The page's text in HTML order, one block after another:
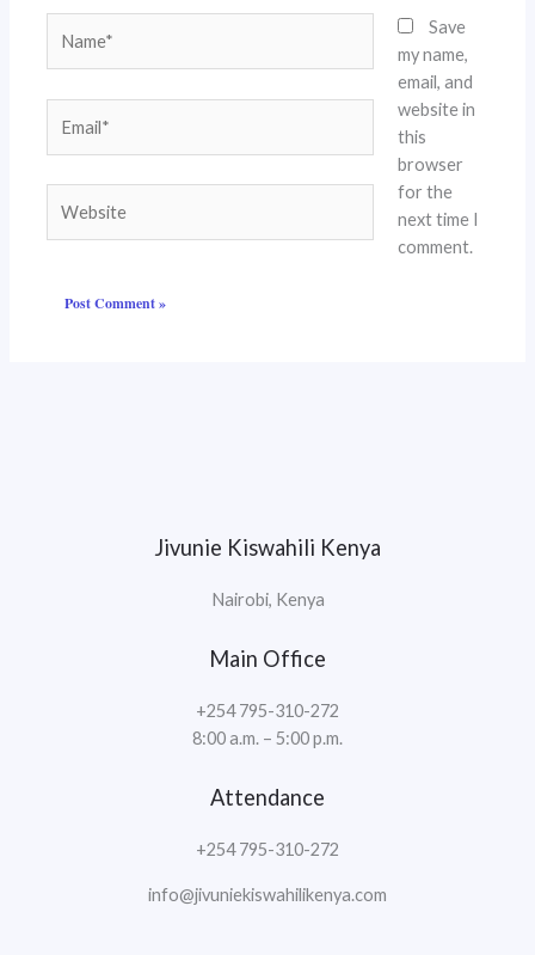
Save
my name,
email, and
website in
this
browser
for the
next time I
comment.
Jivunie Kiswahili Kenya
Nairobi, Kenya
Main Office
+254 795-310-272
8:00 a.m. – 5:00 p.m.
Attendance
+254 795-310-272
info@jivuniekiswahilikenya.com